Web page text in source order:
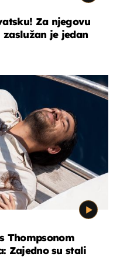
Za njegovu
je jedan
Thompsonom
Zajedno su stali